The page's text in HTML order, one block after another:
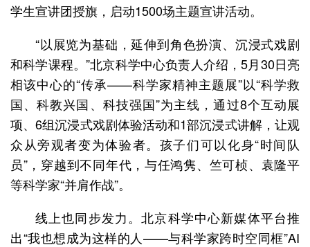
学生宣讲团授旗，启动1500场主题宣讲活动。
“以展览为基础，延伸到角色扮演、沉浸式戏剧
和科学课程。”北京科学中心负责人介绍，5月30日亮
相该中心的“传承——科学家精神主题展”以“科学救
国、科教兴国、科技强国”为主线，通过8个互动展
项、6组沉浸式戏剧体验活动和1部沉浸式讲解，让观
众从旁观者变为体验者。孩子们可以化身“时间队
员”，穿越到不同年代，与任鸿隽、竺可桢、袁隆平
等科学家“并肩作战”。
线上也同步发力。北京科学中心新媒体平台推
出“我也想成为这样的人——与科学家跨时空同框”AI